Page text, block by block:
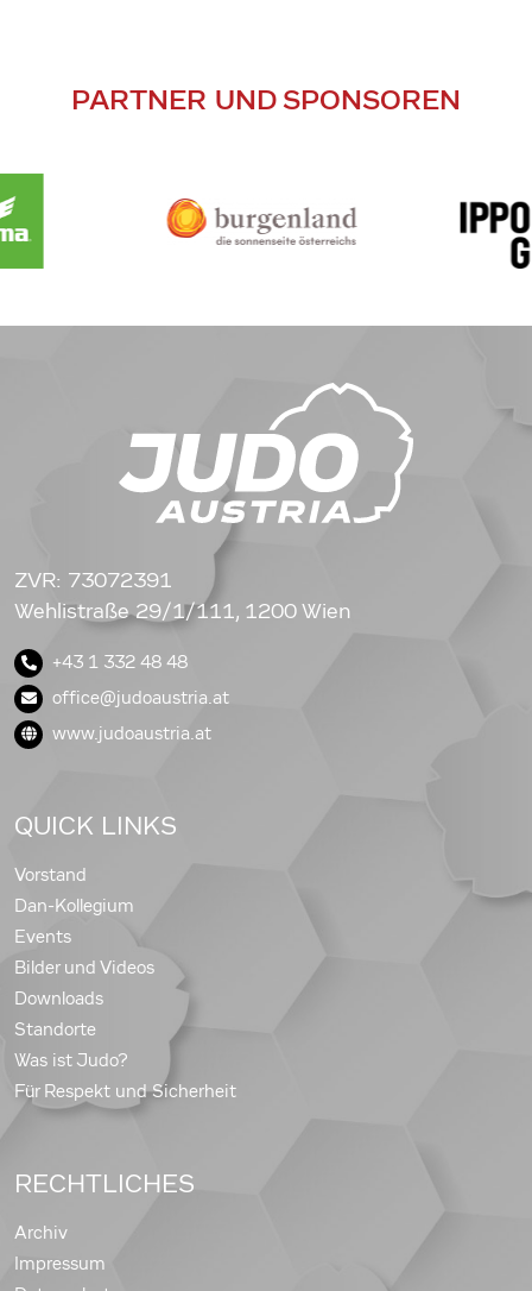
PARTNER UND SPONSOREN
ZVR: 73072391
Wehlistraße 29/1/111, 1200 Wien
+43 1 332 48 48
office@judoaustria.at
www.judoaustria.at
QUICK LINKS
Vorstand
Dan-Kollegium
Events
Bilder und Videos
Downloads
Standorte
Was ist Judo?
Für Respekt und Sicherheit
RECHTLICHES
Archiv
Impressum